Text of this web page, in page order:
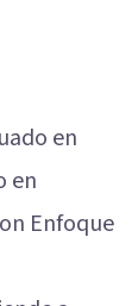
en
en
Enfoque